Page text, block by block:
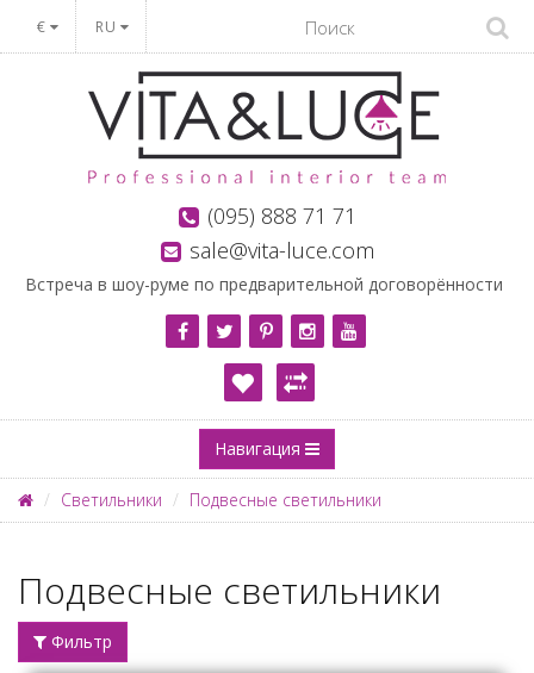
€ RU
(095) 888 71 71
sale@vita-luce.com
Встреча в шоу-руме по предварительной договорённости
Навигация
Светильники Подвесные светильники
Подвесные светильники
Фильтр